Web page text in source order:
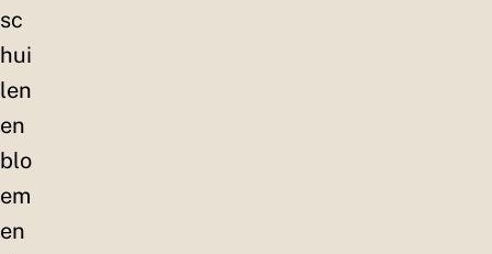
sc
hui
len
en
blo
em
en